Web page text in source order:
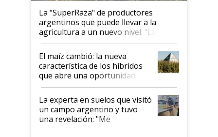
La "SuperRaza" de productores
argentinos que puede llevar a la
agricultura a un nuevo nivel: "Las
posibilidades de crecimiento son
infinitas"
El maíz cambió: la nueva
característica de los híbridos
que abre una oportunidad en
el lote
La experta en suelos que visitó
un campo argentino y tuvo
una revelación: "Me
impresionó mucho"